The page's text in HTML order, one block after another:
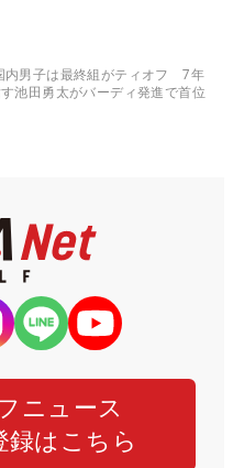
内男子は最終組がティオフ 7年
池田勇太がバーディ発進で首位
ニュース
録はこちら